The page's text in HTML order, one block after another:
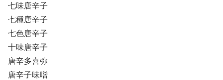
七味唐辛子
七種唐辛子
七色唐辛子
十味唐辛子
唐辛多喜弥
唐辛子味噌